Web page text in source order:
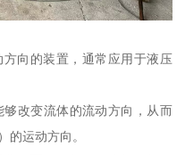
向的装置，通常应用于液压
改变流体的流动方向，从而
的运动方向。